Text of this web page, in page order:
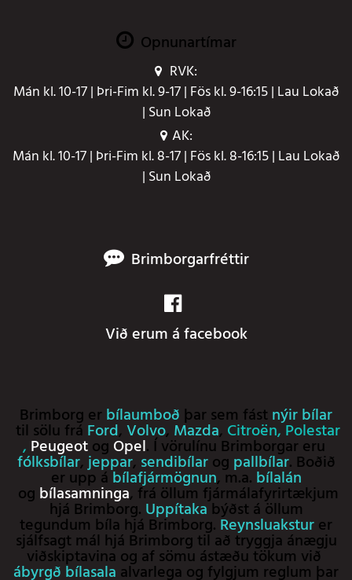
Opnunartímar
RVK:
Mán kl. 10-17 | Þri-Fim kl. 9-17 | Fös kl. 9-16:15 | Lau Lokað
| Sun Lokað
AK:
Mán kl. 10-17 | Þri-Fim kl. 8-17 | Fös kl. 8-16:15 | Lau Lokað
| Sun Lokað
Brimborgarfréttir
Við erum á facebook
Brimborg er bílaumboð þar sem fást nýir bílar
til sölu frá Ford, Volvo, Mazda, Citroën,Polestar
, Peugeotog Opel. Í vörulínu Brimborgar eru
fólksbílar,jeppar, sendibílarog pallbílar. Boðið
er upp ábílafjármögnun, m.a. bílalán
og bílasamninga, frá öllum fjármálafyrirtækjum
hjá Brimborg. Uppítakabýðst á öllum
tegundum bíla hjá Brimborg. Reynsluaksturer
sjálfsagt mál hjá Brimborg til að tryggja ánægju
viðskiptavina og af sömu ástæðu tökum við
ábyrgð bílasala alvarlega og fylgjum reglum þar